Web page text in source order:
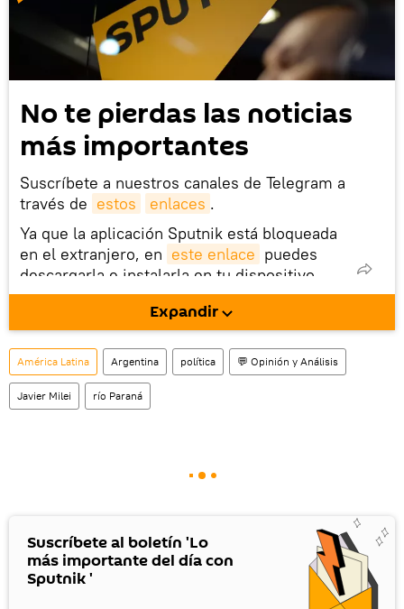
No te pierdas las noticias
más importantes
Suscríbete a nuestros canales de Telegram a
través de estos enlaces .
Ya que la aplicación Sputnik está bloqueada
en el extranjero, en este enlace puedes
descargarla e instalarla en tu dispositivo
móvil (¡solo para Android!).
También tenemos una cuenta en la red
social rusa VK .
Expandir
América Latina Argentina política 💬 Opinión y Análisis
Javier Milei río Paraná
Suscríbete al boletín 'Lo
más importante del día con
Sputnik '